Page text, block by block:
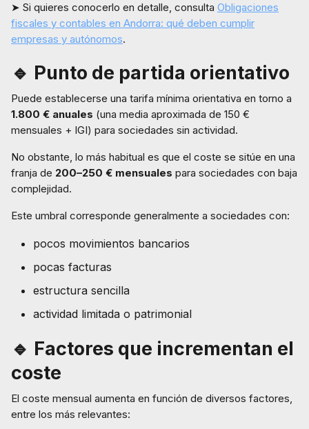
➤ Si quieres conocerlo en detalle, consulta Obligaciones
fiscales y contables en Andorra: qué deben cumplir
empresas y autónomos.
🔹 Punto de partida orientativo
Puede establecerse una tarifa mínima orientativa en torno a
1.800 € anuales (una media aproximada de 150 €
mensuales + IGI) para sociedades sin actividad.
No obstante, lo más habitual es que el coste se sitúe en una
franja de 200–250 € mensuales para sociedades con baja
complejidad.
Este umbral corresponde generalmente a sociedades con:
pocos movimientos bancarios
pocas facturas
estructura sencilla
actividad limitada o patrimonial
🔹 Factores que incrementan el
coste
El coste mensual aumenta en función de diversos factores,
entre los más relevantes: